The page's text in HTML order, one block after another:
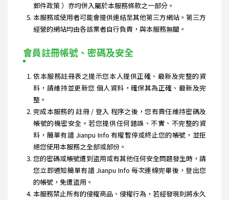
郵件政策 ）亦均併入屬於本服務條款之一部分。
本服務或使用者可能會提供連結至其他第三方網站。第三方
經營的網站均由各該業者自行負責，與本服務無關。
會員註冊帳號、密碼及安全
依本服務註冊表之提示您本人提供正確、最新及完整的資
料，請維持並更新您 個人資料，確保其為正確、最新及完
整。
完成本服務的 註冊 / 登入 程序之後，您有責任維持密碼及
帳號的機密安全。若您提供任何錯誤、不實、不完整的資
料，簡單有譜 Jianpu Info 有權暫停或終止您的帳號，並拒
絕您使用本服務之全部或部份。
您的密碼或帳號遭到盜用或有其他任何安全問題發生時，請
您立即通知簡單有譜 Jianpu Info 每次連線完畢後，登出您
的帳號，免遭盜用。
本服務禁止所有的侵權商品、侵權行為，若經發現則將永久